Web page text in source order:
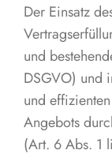
Der Einsatz
und
DSGVO) und
und
Angebots
(Art. 6 Abs. 1